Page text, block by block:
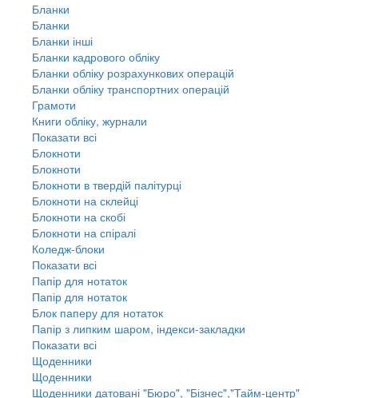
Бланки
Бланки
Бланки інші
Бланки кадрового обліку
Бланки обліку розрахункових операцій
Бланки обліку транспортних операцій
Грамоти
Книги обліку, журнали
Показати всі
Блокноти
Блокноти
Блокноти в твердій палітурці
Блокноти на склейці
Блокноти на скобі
Блокноти на спіралі
Коледж-блоки
Показати всі
Папір для нотаток
Папір для нотаток
Блок паперу для нотаток
Папір з липким шаром, індекси-закладки
Показати всі
Щоденники
Щоденники
Щоденники датовані "Бюро", "Бізнес","Тайм-центр"